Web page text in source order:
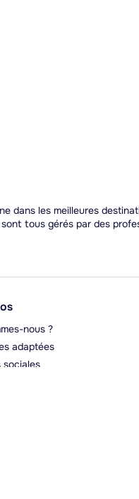
dans les meilleures
tous gérés par des
nous ?
adaptées